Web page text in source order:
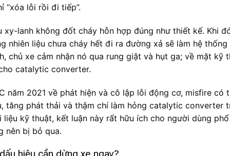
“xóa lỗi rồi đi tiếp”.
lanh không đốt cháy hỗn hợp đúng như thiết kế. Khi
nhiên liệu chưa cháy hết đi ra đường xả sẽ làm hệ
chủ xe cảm nhận nó qua rung giật và hụt ga; về mặt kỹ
catalytic converter.
năm 2021 về phát hiện và cô lập lỗi động cơ, misfire có
tăng phát thải và thậm chí làm hỏng catalytic converter
kỹ thuật, kết luận này rất hữu ích cho người dùng phổ
nên bị bỏ qua.